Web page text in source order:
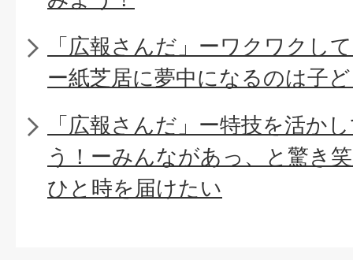
「広報さんだ」ーワクワクし
ー紙芝居に夢中になるのは子
「広報さんだ」ー特技を活か
う！ーみんながあっ、と驚き
ひと時を届けたい